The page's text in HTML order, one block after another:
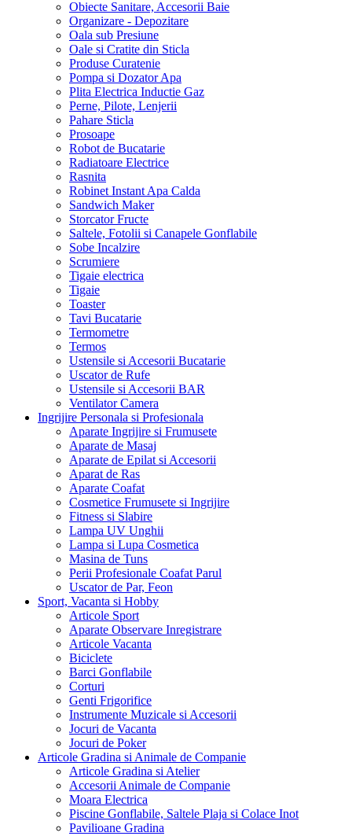
Obiecte Sanitare, Accesorii Baie
Organizare - Depozitare
Oala sub Presiune
Oale si Cratite din Sticla
Produse Curatenie
Pompa si Dozator Apa
Plita Electrica Inductie Gaz
Perne, Pilote, Lenjerii
Pahare Sticla
Prosoape
Robot de Bucatarie
Radiatoare Electrice
Rasnita
Robinet Instant Apa Calda
Sandwich Maker
Storcator Fructe
Saltele, Fotolii si Canapele Gonflabile
Sobe Incalzire
Scrumiere
Tigaie electrica
Tigaie
Toaster
Tavi Bucatarie
Termometre
Termos
Ustensile si Accesorii Bucatarie
Uscator de Rufe
Ustensile si Accesorii BAR
Ventilator Camera
Ingrijire Personala si Profesionala
Aparate Ingrijire si Frumusete
Aparate de Masaj
Aparate de Epilat si Accesorii
Aparat de Ras
Aparate Coafat
Cosmetice Frumusete si Ingrijire
Fitness si Slabire
Lampa UV Unghii
Lampa si Lupa Cosmetica
Masina de Tuns
Perii Profesionale Coafat Parul
Uscator de Par, Feon
Sport, Vacanta si Hobby
Articole Sport
Aparate Observare Inregistrare
Articole Vacanta
Biciclete
Barci Gonflabile
Corturi
Genti Frigorifice
Instrumente Muzicale si Accesorii
Jocuri de Vacanta
Jocuri de Poker
Articole Gradina si Animale de Companie
Articole Gradina si Atelier
Accesorii Animale de Companie
Moara Electrica
Piscine Gonflabile, Saltele Plaja si Colace Inot
Pavilioane Gradina